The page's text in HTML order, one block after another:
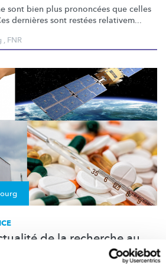
sont bien plus prononcées que celles
dernières sont restées relativem...
, FNR
de la recherche au